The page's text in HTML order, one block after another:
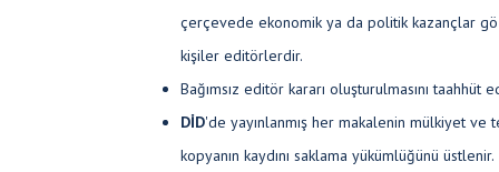
çerçevede ekonomik ya da politik kazançlar
kişiler editörlerdir.
Bağımsız editör kararı oluşturulmasını taahhüt
DİD'de yayınlanmış her makalenin mülkiyet ve
kopyanın kaydını saklama yükümlüğünü üstlenir.